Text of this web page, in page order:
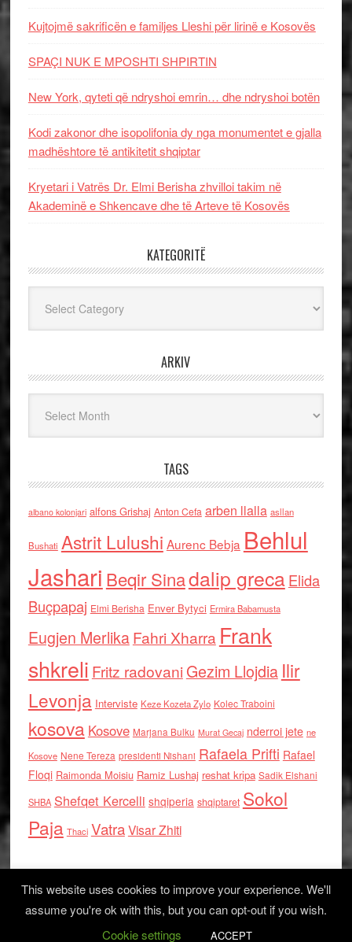
Kujtojmë sakrificën e familjes Lleshi për lirinë e Kosovës
SPAÇI NUK E MPOSHTI SHPIRTIN
New York, qyteti që ndryshoi emrin… dhe ndryshoi botën
Kodi zakonor dhe isopolifonia dy nga monumentet e gjalla
madhështore të antikitetit shqiptar
Kryetari i Vatrës Dr. Elmi Berisha zhvilloi takim në
Akademinë e Shkencave dhe të Arteve të Kosovës
KATEGORITË
ARKIV
TAGS
albano kolonjari alfons Grishaj Anton Cefa arben llalla asllan
Bushati Astrit Lulushi Aurenc Bebja Behlul
Jashari Beqir Sinadalip grecaElida
Buçpapaj Elmi Berisha Enver Bytyci Ermira Babamusta
Eugjen MerlikaFahri Xharra Frank
shkreli Fritz radovaniGezim Llojdia Ilir
Levonja Interviste Keze Kozeta Zylo Kolec Traboini
kosova Kosove Marjana Bulku Murat Gecaj nderroi jete ne
Kosove Nene Tereza presidenti Nishani Rafaela Prifti Rafael
Floqi Raimonda Moisiu Ramiz Lushaj reshat kripa Sadik Elshani
SHBA Shefqet Kercelli shqiperia shqiptaret Sokol
Paja Thaci VatraVisar Zhiti
Log in
This website uses cookies to improve your experience. We'll
assume you're ok with this, but you can opt-out if you wish.
Cookie settings
ACCEPT